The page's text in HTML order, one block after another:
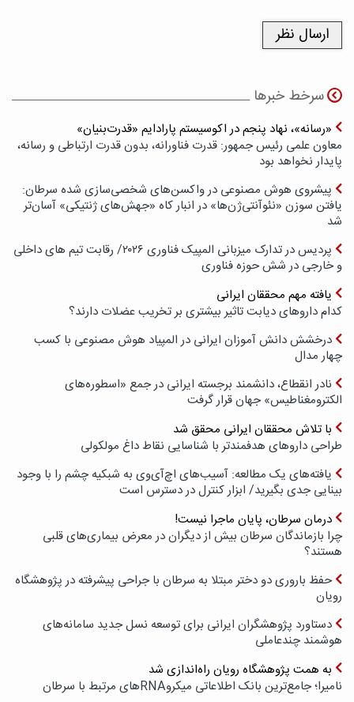
سرخط خبرها
«رسانه»، نهاد پنجم در اکوسیستم پارادایم «قدرت‌بنیان»
معاون علمی رئیس جمهور: قدرت فناورانه، بدون قدرت ارتباطی و رسانه،
پایدار نخواهد بود
پیشروی هوش مصنوعی در واکسن‌های شخصی‌سازی شده سرطان:
یافتن سوزن «نئوآنتی‌ژن‌ها» در انبار کاه «جهش‌های ژنتیکی» آسان‌تر
شد
پردیس در تدارک میزبانی المپیک فناوری ۲۰۲۶/ رقابت تیم های داخلی
و خارجی در شش حوزه فناوری
یافته مهم محققان ایرانی
کدام داروهای دیابت تاثیر بیشتری بر تخریب عضلات دارند؟
درخشش دانش آموزان ایرانی در المپیاد هوش مصنوعی با کسب
چهار مدال
نادر انقطاع، دانشمند برجسته ایرانی در جمع «اسطوره‌های
الکترومغناطیس» جهان قرار گرفت
با تلاش محققان ایرانی محقق شد
طراحی داروهای هدفمندتر با شناسایی نقاط داغ مولکولی
یافته‌های یک مطالعه: آسیب‌های اچ‌آی‌وی به شبکیه چشم را با وجود
بینایی جدی بگیرید/ ابزار کنترل در دسترس است
درمان سرطان، پایان ماجرا نیست!
چرا بازماندگان سرطان بیش از دیگران در معرض بیماری‌های قلبی
هستند؟
حفظ باروری دو دختر مبتلا به سرطان با جراحی پیشرفته در پژوهشگاه
رویان
دستاورد پژوهشگران ایرانی برای توسعه نسل جدید سامانه‌های
هوشمند چندعاملی
به همت پژوهشگاه رویان راه‌اندازی شد
نامیرا؛ جامع‌ترین بانک اطلاعاتی میکروRNAهای مرتبط با سرطان